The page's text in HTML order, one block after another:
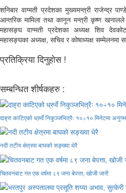
शनिबार वाग्मती प्रदेशका मुख्यमन्त्री राजेन्द्र
आन्तरिक मामिला तथा कानून मन्त्री कृष्ण
महासङ्घ वाग्मती प्रदेशका अध्यक्ष शिव
महासङ्घका अध्यक्ष, सचिव र कोषाध्यक्ष सम्मेलनमा
प्रतिक्रिया दिनुहोस !
सम्बन्धित शीर्षकहरु :
दाह्रा काटिएको ध्रुर्वे निकुञ्जभित्रैः १०÷१० मिनेटमा
नदी तटीय क्षेत्रमा बाघको सङ्ख्या धेरै
चितवनबाट गत एक वर्षमा ८९ जना बेपत्ता, खोजी जारी